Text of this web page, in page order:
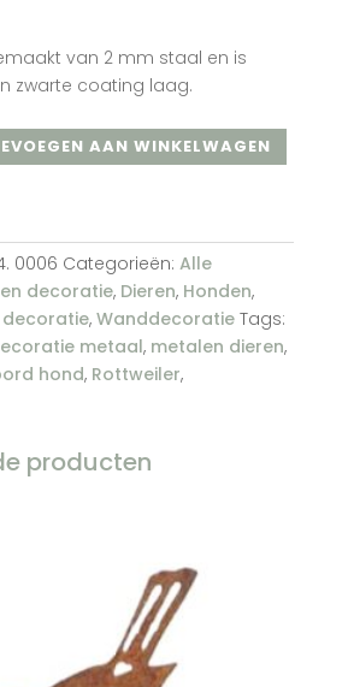
van 2 mm staal en is
zwarte coating laag.
AAN WINKELWAGEN
0006 Categorieën: Alle
decoratie, Dieren, Honden,
decoratie, Wanddecoratie Tags:
metaal, metalen dieren,
hond, Rottweiler,
producten